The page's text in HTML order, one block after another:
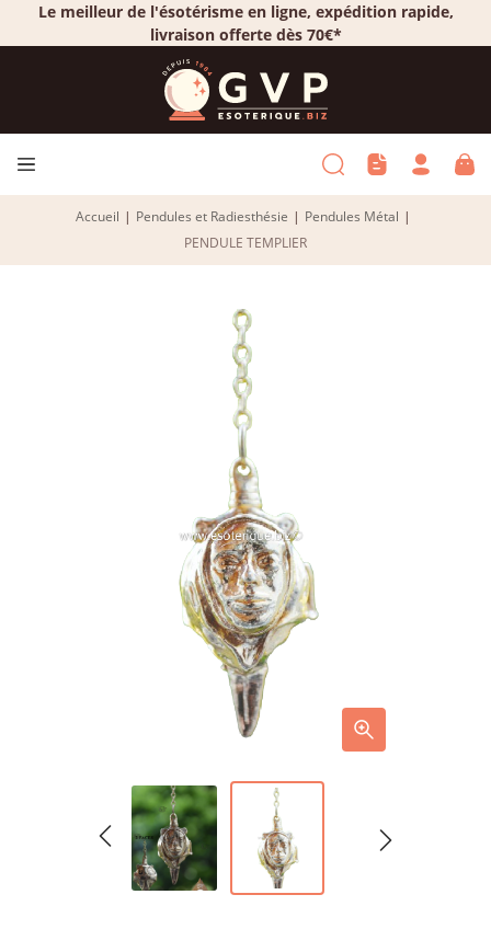
Le meilleur de l'ésotérisme en ligne, expédition rapide,
livraison offerte dès 70€*
Accueil | Pendules et Radiesthésie | Pendules Métal |
PENDULE TEMPLIER